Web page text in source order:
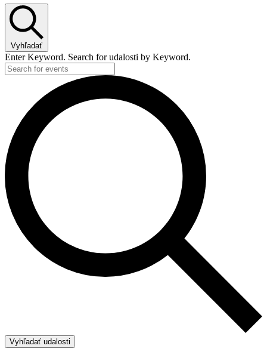
Vyhľadať
Enter Keyword. Search for udalosti by Keyword.
Vyhľadať udalosti